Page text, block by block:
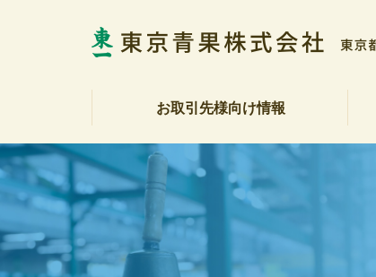
お取引先様向け情報
相場表・入荷数量報告書
野菜・果実展望
トピックス・お知らせ
商品紹介
注文受注室
販促カレンダー
産地カレンダー
公表資料（受託契約約款等）